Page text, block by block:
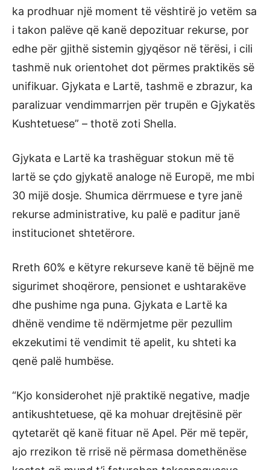
ka prodhuar një moment të vështirë jo vetëm sa
i takon palëve që kanë depozituar rekurse, por
edhe për gjithë sistemin gjyqësor në tërësi, i cili
tashmë nuk orientohet dot përmes praktikës së
unifikuar. Gjykata e Lartë, tashmë e zbrazur, ka
paralizuar vendimmarrjen për trupën e Gjykatës
Kushtetuese” – thotë zoti Shella.
Gjykata e Lartë ka trashëguar stokun më të
lartë se çdo gjykatë analoge në Europë, me mbi
30 mijë dosje. Shumica dërrmuese e tyre janë
rekurse administrative, ku palë e paditur janë
institucionet shtetërore.
Rreth 60% e këtyre rekurseve kanë të bëjnë me
sigurimet shoqërore, pensionet e ushtarakëve
dhe pushime nga puna. Gjykata e Lartë ka
dhënë vendime të ndërmjetme për pezullim
ekzekutimi të vendimit të apelit, ku shteti ka
qenë palë humbëse.
“Kjo konsiderohet një praktikë negative, madje
antikushtetuese, që ka mohuar drejtësinë për
qytetarët që kanë fituar në Apel. Për më tepër,
ajo rrezikon të rrisë në përmasa domethënëse